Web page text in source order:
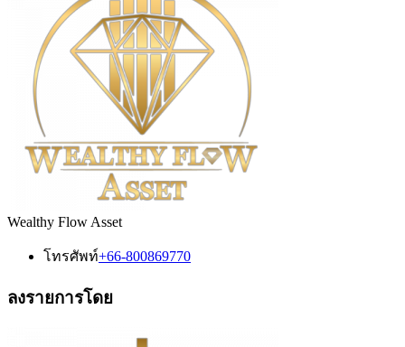
Wealthy Flow Asset
โทรศัพท์+66-800869770
ลงรายการโดย